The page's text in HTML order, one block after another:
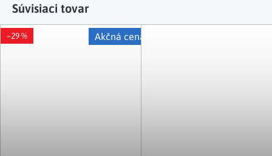
Súvisiaci tovar
Akčná cena
–29 %